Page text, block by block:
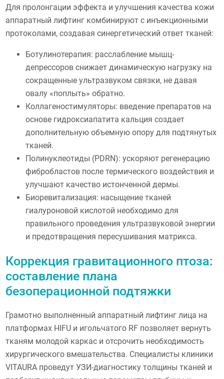
Для пролонгации эффекта и улучшения качества кожи
аппаратный лифтинг комбинируют с инъекционными
протоколами, создавая синергетический ответ тканей:
Ботулинотерапия: расслабление мышц-
депрессоров снижает динамическую нагрузку на
сокращенные ультразвуком связки, не давая
овалу «поплыть» обратно.
Коллагеностимуляторы: введение препаратов на
основе гидроксиапатита кальция создает
дополнительную объемную опору для подтянутых
тканей.
Полинуклеотиды (PDRN): ускоряют регенерацию
фибробластов после термического воздействия и
улучшают качество истонченной дермы.
Биоревитализация: насыщение тканей
гиалуроновой кислотой необходимо для
правильного проведения ультразвуковой энергии
и предотвращения пересушивания матрикса.
Коррекция гравитационного птоза:
составление плана
безоперационной подтяжки
Грамотно выполненный аппаратный лифтинг лица на
платформах HIFU и игольчатого RF позволяет вернуть
тканям молодой каркас и отсрочить необходимость
хирургического вмешательства. Специалисты клиники
VITAURA проведут УЗИ-диагностику толщины тканей и